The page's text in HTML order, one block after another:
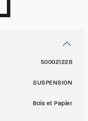
500021228
SUSPENSION
Bois et Papier